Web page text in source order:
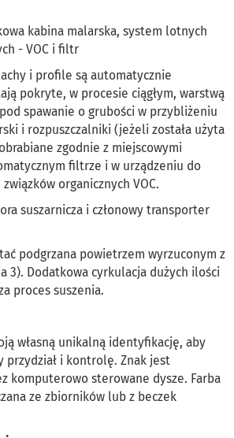
kabina malarska, system lotnych
- VOC i filtr
i profile są automatycznie
pokryte, w procesie ciągłym, warstwą
spawanie o grubości w przybliżeniu
i rozpuszczalniki (jeżeli została użyta
zgodnie z miejscowymi
filtrze i w urządzeniu do
organicznych VOC.
suszarnicza i członowy transporter
podgrzana powietrzem wyrzuconym z
3). Dodatkowa cyrkulacja dużych ilości
proces suszenia.
własną unikalną identyfikację, aby
przydział i kontrolę. Znak jest
komputerowo sterowane dysze. Farba
ze zbiorników lub z beczek